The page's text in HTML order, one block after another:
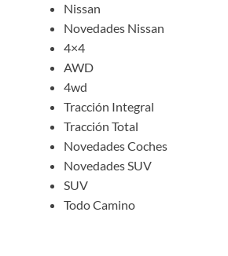
Nissan
Novedades Nissan
4×4
AWD
4wd
Tracción Integral
Tracción Total
Novedades Coches
Novedades SUV
SUV
Todo Camino